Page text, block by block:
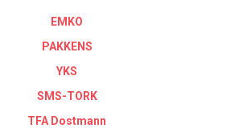
EMKO
PAKKENS
YKS
SMS-TORK
TFA Dostmann